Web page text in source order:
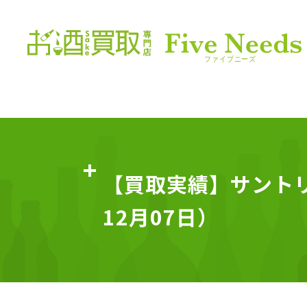
【買取実績】サン
12月07日）